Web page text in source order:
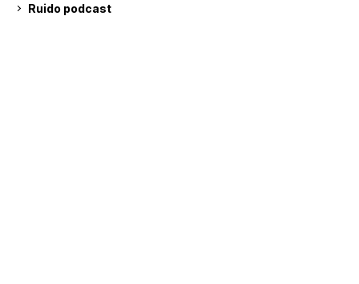
Ruido podcast